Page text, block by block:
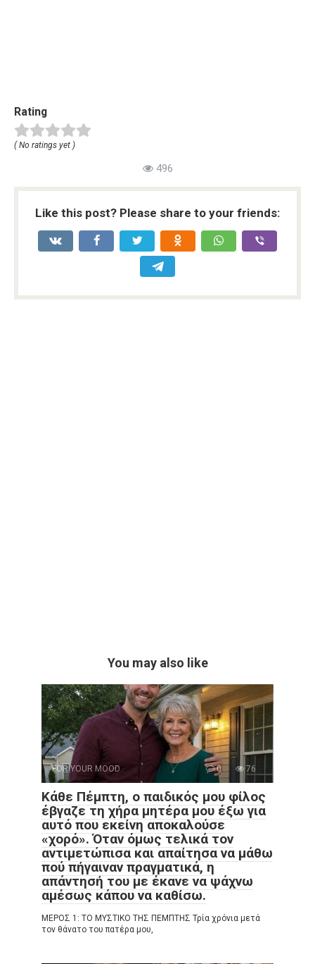
Rating
( No ratings yet )
496
Like this post? Please share to your friends:
You may also like
FOR YOUR MOOD 0 76
Κάθε Πέμπτη, ο παιδικός μου φίλος
έβγαζε τη χήρα μητέρα μου έξω για
αυτό που εκείνη αποκαλούσε
«χορό». Όταν όμως τελικά τον
αντιμετώπισα και απαίτησα να μάθω
πού πήγαιναν πραγματικά, η
απάντησή του με έκανε να ψάχνω
αμέσως κάπου να καθίσω.
ΜΕΡΟΣ 1: ΤΟ ΜΥΣΤΙΚΟ ΤΗΣ ΠΕΜΠΤΗΣ Τρία χρόνια μετά
τον θάνατο του πατέρα μου,